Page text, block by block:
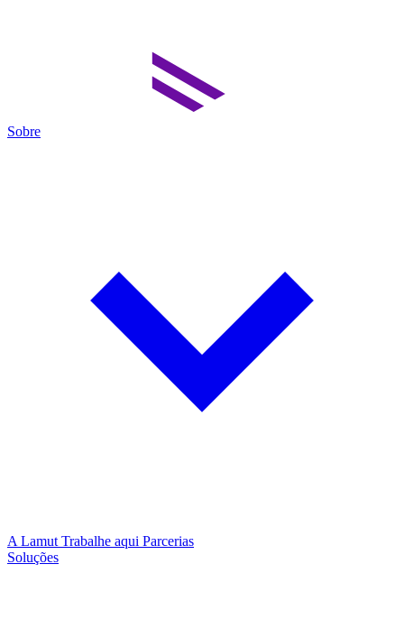
Sobre
A LamutTrabalhe aqui Parcerias
Soluções